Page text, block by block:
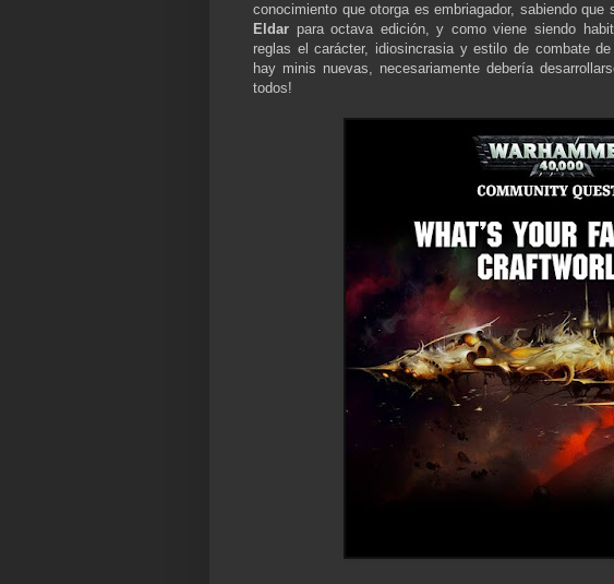
conocimiento que otorga es embriagador, sabiendo que
Eldar para octava edición, y como viene siendo
reglas el carácter, idiosincrasia y estilo de combate
hay minis nuevas, necesariamente debería
todos!